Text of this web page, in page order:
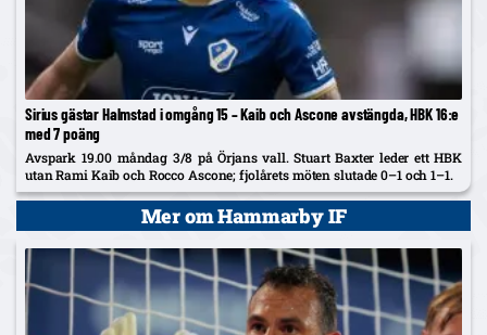
Sirius gästar Halmstad i omgång 15 – Kaib och Ascone avstängda, HBK 16:e
med 7 poäng
Avspark 19.00 måndag 3/8 på Örjans vall. Stuart Baxter leder ett HBK
utan Rami Kaib och Rocco Ascone; fjolårets möten slutade 0–1 och 1–1.
Mer om Hammarby IF